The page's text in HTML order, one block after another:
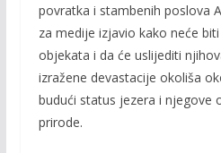
povratka i stambenih poslova
za medije izjavio kako neće
objekata i da će uslijediti
izražene devastacije okoliša
budući status jezera i njegove
prirode.